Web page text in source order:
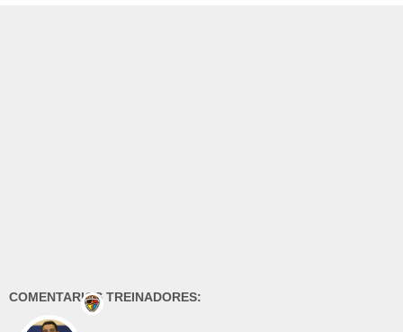
COMENTARIOS TREINADORES: